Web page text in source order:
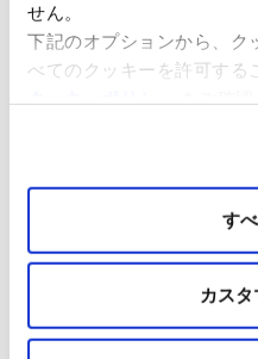
せん。
下記のオプションから、ク
べてのクッキーを許可する
す
カス
資本金 9,000万円
事業概要 再生可能エネル
資、建設、運営、
Daigasグループの再生可能
記Webサイトページで紹介